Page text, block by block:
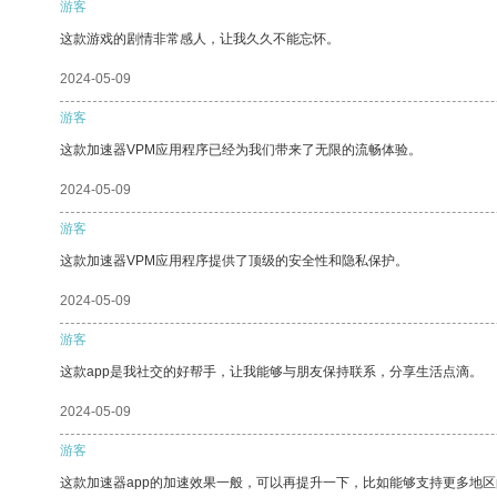
游客
这款游戏的剧情非常感人，让我久久不能忘怀。
2024-05-09
游客
这款加速器VPM应用程序已经为我们带来了无限的流畅体验。
2024-05-09
游客
这款加速器VPM应用程序提供了顶级的安全性和隐私保护。
2024-05-09
游客
这款app是我社交的好帮手，让我能够与朋友保持联系，分享生活点滴。
2024-05-09
游客
这款加速器app的加速效果一般，可以再提升一下，比如能够支持更多地区